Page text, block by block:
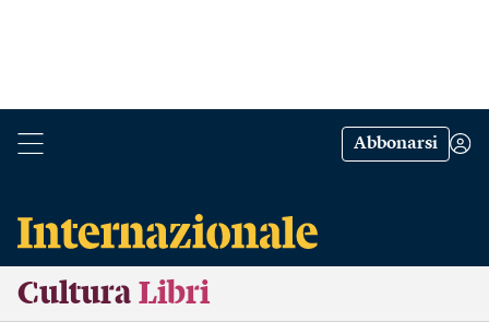
Abbonarsi
Cultura Libri